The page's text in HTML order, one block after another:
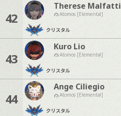
42
Therese Malfatti
Atomos [Elemental]
クリスタル
43
Kuro Lio
Atomos [Elemental]
クリスタル
44
Ange Ciliegio
Atomos [Elemental]
クリスタル